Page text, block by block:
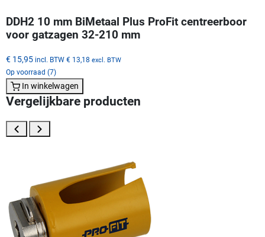
DDH2 10 mm BiMetaal Plus ProFit centreerboor
voor gatzagen 32-210 mm
€ 15,95 incl. BTW € 13,18 excl. BTW
Op voorraad (7)
In winkelwagen
Vergelijkbare producten